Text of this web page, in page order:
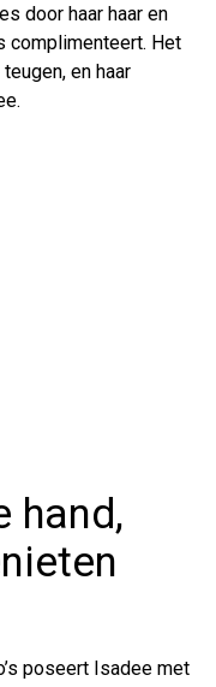
door haar haar en
complimenteert. Het
en haar
hand,
poseert Isadee met